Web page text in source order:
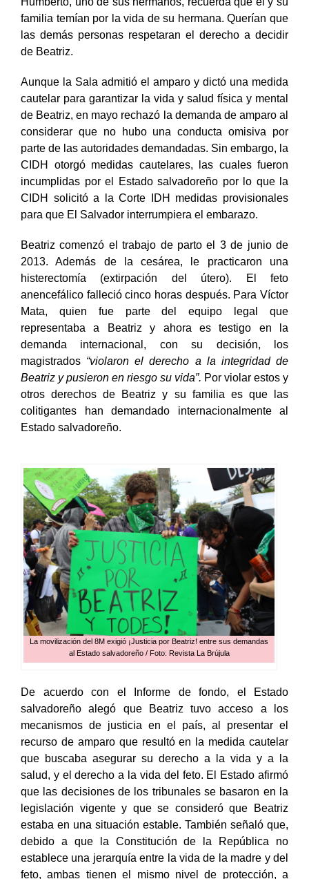
Humberto, uno de sus hermanos, recuerda que él y su
familia temían por la vida de su hermana. Querían que
las demás personas respetaran el derecho a decidir
de Beatriz.
Aunque la Sala admitió el amparo y dictó una medida
cautelar para garantizar la vida y salud física y mental
de Beatriz, en mayo rechazó la demanda de amparo al
considerar que no hubo una conducta omisiva por
parte de las autoridades demandadas. Sin embargo, la
CIDH otorgó medidas cautelares, las cuales fueron
incumplidas por el Estado salvadoreño por lo que la
CIDH solicitó a la Corte IDH medidas provisionales
para que El Salvador interrumpiera el embarazo.
Beatriz comenzó el trabajo de parto el 3 de junio de
2013. Además de la cesárea, le practicaron una
histerectomía (extirpación del útero). El feto
anencefálico falleció cinco horas después. Para Víctor
Mata, quien fue parte del equipo legal que
representaba a Beatriz y ahora es testigo en la
demanda internacional, con su decisión, los
magistrados
“violaron el derecho a la integridad de
Beatriz y pusieron en riesgo su vida”. Por violar estos y
otros derechos de Beatriz y su familia es que las
colitigantes han demandado internacionalmente al
Estado salvadoreño.
La movilización del 8M exigió ¡Justicia por Beatriz! entre sus demandas
al Estado salvadoreño / Foto: Revista La Brújula
De acuerdo con el Informe de fondo, el Estado
salvadoreño alegó que Beatriz tuvo acceso a los
mecanismos de justicia en el país, al presentar el
recurso de amparo que resultó en la medida cautelar
que buscaba asegurar su derecho a la vida y a la
salud, y el derecho a la vida del feto. El Estado afirmó
que las decisiones de los tribunales se basaron en la
legislación vigente y que se consideró que Beatriz
estaba en una situación estable. También señaló que,
debido a que la Constitución de la República no
establece una jerarquía entre la vida de la madre y del